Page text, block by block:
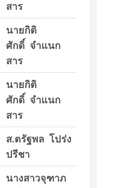
สาร
นายกิติ
ศักดิ์ จำแนก
สาร
นายกิติ
ศักดิ์ จำแนก
สาร
ส.ตรัฐพล โปร่ง
ปรีชา
นางสาวจุฑาภ